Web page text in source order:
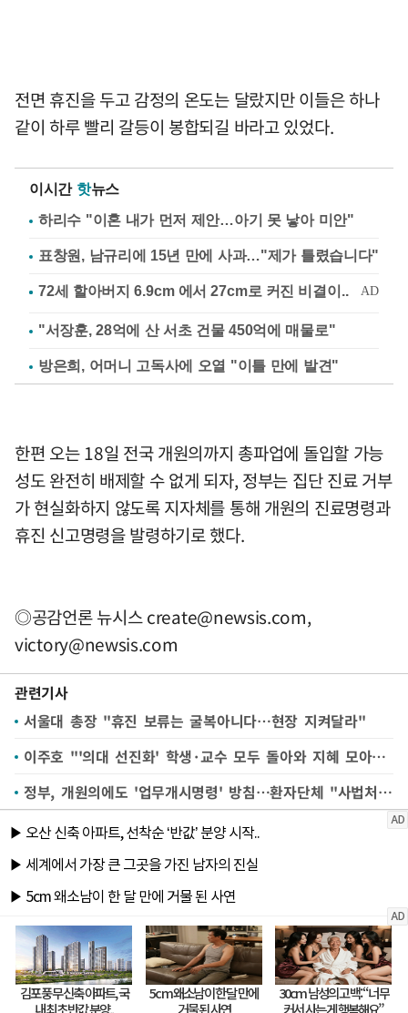
전면 휴진을 두고 감정의 온도는 달랐지만 이들은 하나
같이 하루 빨리 갈등이 봉합되길 바라고 있었다.
이시간 핫뉴스
하리수 "이혼 내가 먼저 제안…아기 못 낳아 미안"
표창원, 남규리에 15년 만에 사과…"제가 틀렸습니다"
"서장훈, 28억에 산 서초 건물 450억에 매물로"
방은희, 어머니 고독사에 오열 "이틀 만에 발견"
한편 오는 18일 전국 개원의까지 총파업에 돌입할 가능
성도 완전히 배제할 수 없게 되자, 정부는 집단 진료 거부
가 현실화하지 않도록 지자체를 통해 개원의 진료명령과
휴진 신고명령을 발령하기로 했다.
◎공감언론 뉴시스create@newsis.com,
victory@newsis.com
관련기사
서울대 총장 "휴진 보류는 굴복아니다…현장 지켜달라"
이주호 "'의대 선진화' 학생·교수 모두 돌아와 지혜 모아달라"(종합)
정부, 개원의에도 '업무개시명령' 방침…환자단체 "사법처리해야"(종합)